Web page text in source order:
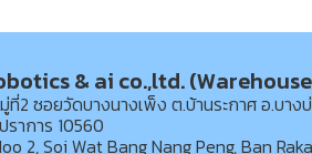
& ai co.,ltd.
ที่2 ซอยวัดบางนางเพ็ง ต.บ้านระกาศ อ.บาง
ราการ 10560
2, Soi Wat Bang Nang Peng, Ban